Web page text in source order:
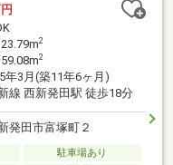
2
2
年3月(築11年6ヶ月)
線 西新発田駅 徒歩18分
発田市富塚町２
駐車場あり